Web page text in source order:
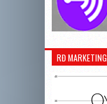
RĐ MARKETING